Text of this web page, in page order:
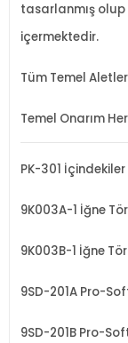
tasarlanmış
içermektedir.
Tüm Temel
Temel Onarım
PK-301 İçindekiler
9K003A-1 İğne
9K003B-1 İğne
9SD-201A Pro-
9SD-201B Pro-